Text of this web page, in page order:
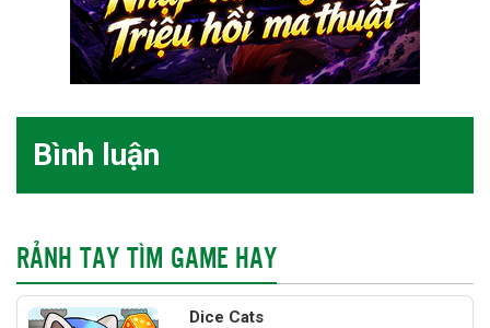
Bình luận
RẢNH TAY TÌM GAME HAY
Dice Cats